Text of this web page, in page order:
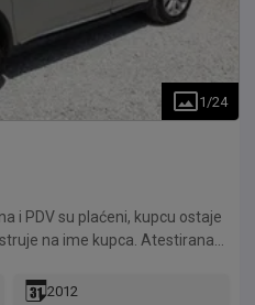
1 /24
i PDV su plaćeni, kupcu ostaje
na ime kupca. Atestirana
2012